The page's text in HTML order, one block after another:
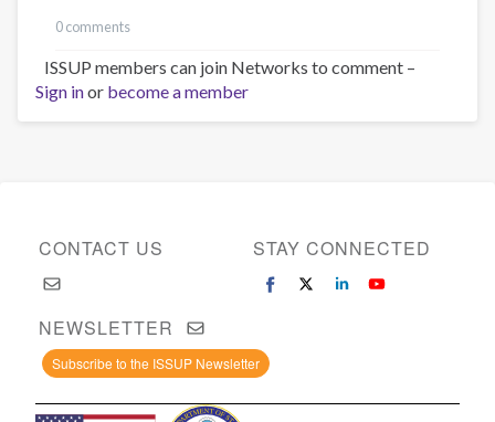
0 comments
ISSUP members can join Networks to comment –
Sign inor become a member
CONTACT US STAY CONNECTED
NEWSLETTER
Subscribe to the ISSUP Newsletter